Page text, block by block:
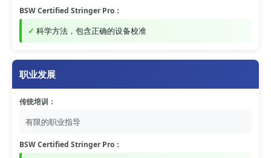
BSW Certified Stringer Pro：
科学方法，包含正确的设备校准
职业发展
传统培训：
有限的职业指导
BSW Certified Stringer Pro：